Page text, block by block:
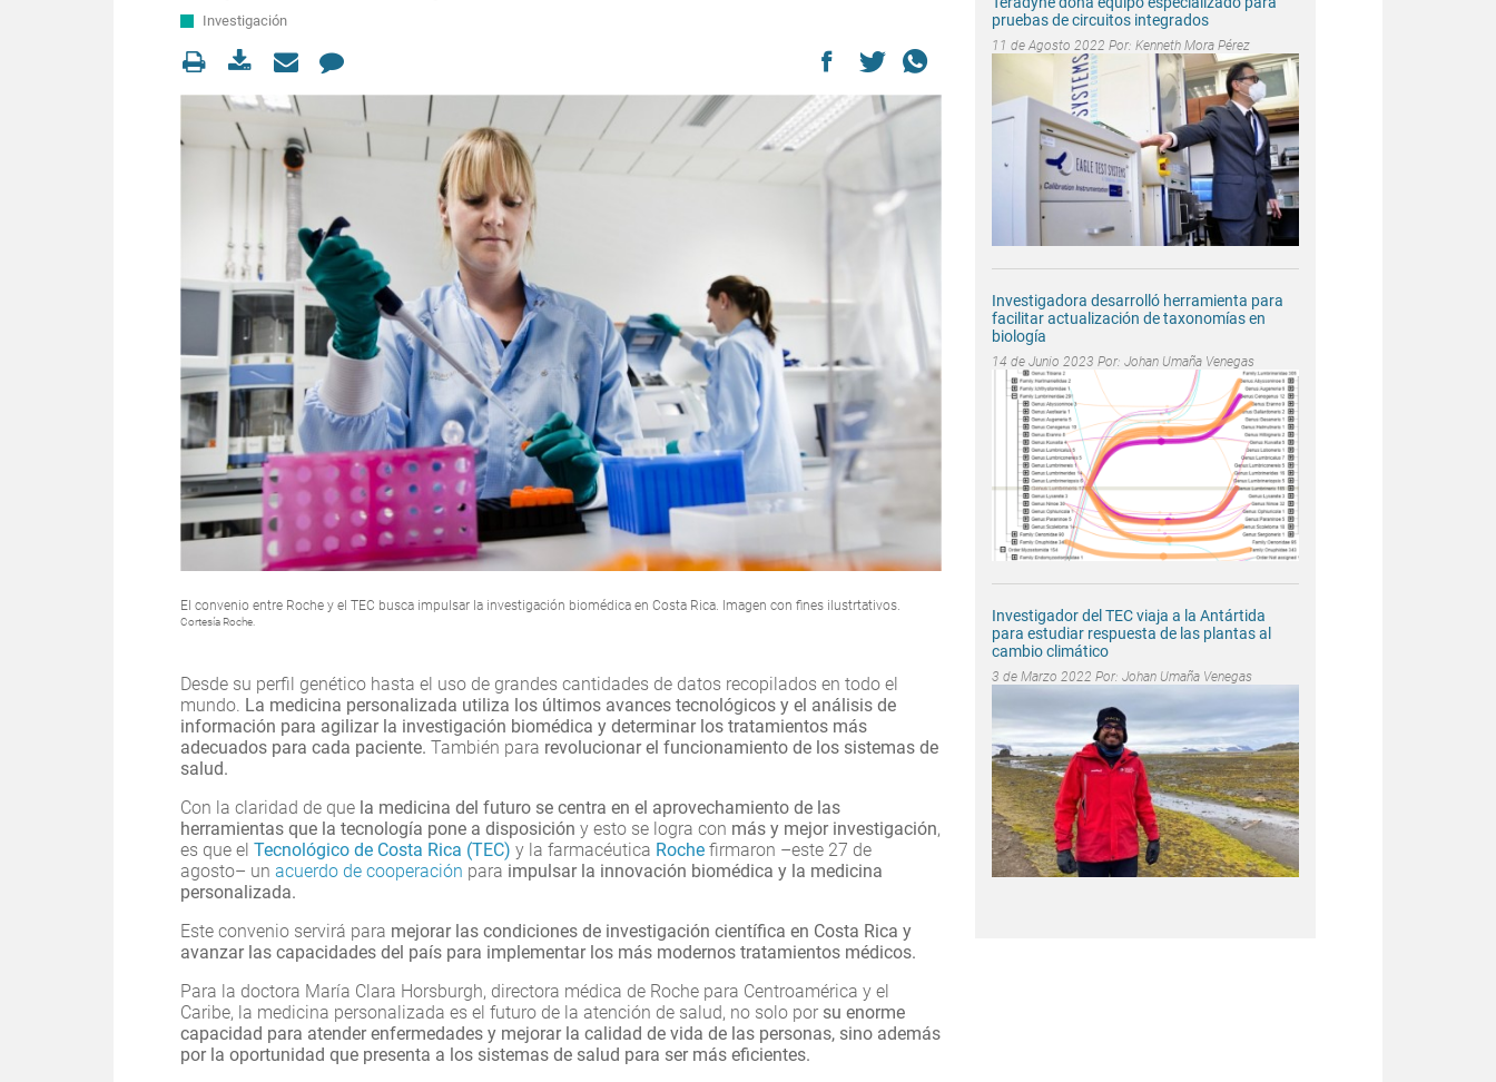
Investigación
El convenio entre Roche y el TEC busca impulsar la investigación biomédica en Costa Rica. Imagen con fines ilustrtativos.
Cortesía Roche.
Desde su perfil genético hasta el uso de grandes cantidades de datos recopilados en todo el
mundo. La medicina personalizada utiliza los últimos avances tecnológicos y el análisis de
información para agilizar la investigación biomédica y determinar los tratamientos más
adecuados para cada paciente. También para revolucionar el funcionamiento de los sistemas de
salud.
Con la claridad de que la medicina del futuro se centra en el aprovechamiento de las
herramientas que la tecnología pone a disposición y esto se logra con más y mejor investigación,
es que el Tecnológico de Costa Rica (TEC) y la farmacéutica Roche firmaron –este 27 de
agosto– un acuerdo de cooperación para impulsar la innovación biomédica y la medicina
personalizada.
Este convenio servirá para mejorar las condiciones de investigación científica en Costa Rica y
avanzar las capacidades del país para implementar los más modernos tratamientos médicos.
Para la doctora María Clara Horsburgh, directora médica de Roche para Centroamérica y el
Caribe, la medicina personalizada es el futuro de la atención de salud, no solo por su enorme
capacidad para atender enfermedades y mejorar la calidad de vida de las personas, sino además
por la oportunidad que presenta a los sistemas de salud para ser más eficientes.
pruebas de circuitos integrados
11 de Agosto 2022 Por: Kenneth Mora Pérez
Investigadora desarrolló herramienta para
facilitar actualización de taxonomías en
biología
14 de Junio 2023 Por: Johan Umaña Venegas
Investigador del TEC viaja a la Antártida
para estudiar respuesta de las plantas al
cambio climático
3 de Marzo 2022 Por: Johan Umaña Venegas